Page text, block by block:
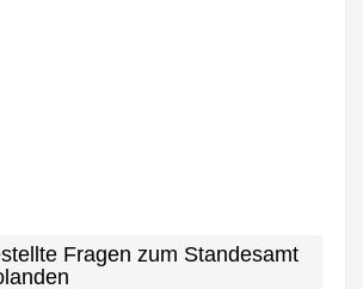
Fragen zum Standesamt